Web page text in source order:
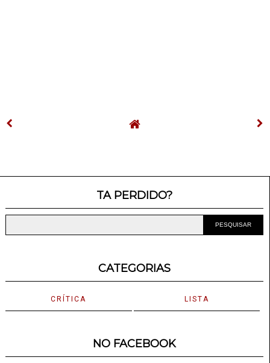
TA PERDIDO?
CATEGORIAS
CRÍTICA LISTA
NO FACEBOOK